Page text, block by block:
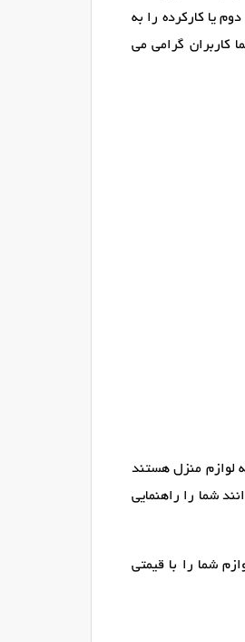
یا کارکرده را به
کاربران گرامی می
لوازم منزل هستند
شما را راهنمایی
شما را با قیمتی